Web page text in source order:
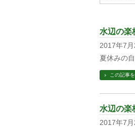
水辺の
2017年7月
夏休みの
この記事
水辺の楽
2017年7月